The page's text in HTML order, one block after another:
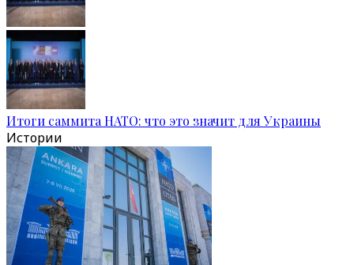
Итоги саммита НАТО: что это значит для Украины
Истории